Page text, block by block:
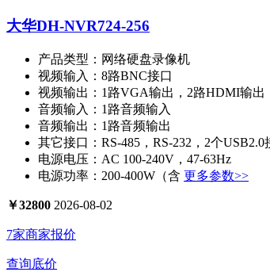
大华DH-NVR724-256
产品类型： 网络硬盘录像机
视频输入： 8路BNC接口
视频输出： 1路VGA输出，2路HDMI输出
音频输入： 1路音频输入
音频输出： 1路音频输出
其它接口： RS-485，RS-232，2个
电源电压： AC 100-240V，47-63Hz
电源功率： 200-400W（含 更多参数>>
￥32800 2026-08-02
7家商家报价
查询底价